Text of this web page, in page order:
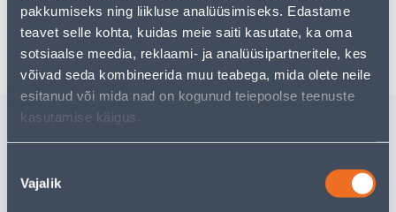
pakkumiseks ning liikluse analüüsimiseks. Edastame
teavet selle kohta, kuidas meie saiti kasutate, ka oma
sotsiaalse meedia, reklaami- ja analüüsipartneritele, kes
võivad seda kombineerida muu teabega, mida olete neile
esitanud või mida nad on kogunud teiepoolse teenuste
kasutamise käigus.
valik
Vajalik
Tarne pole võimalik
Sarnased tooted
56 1,3MM